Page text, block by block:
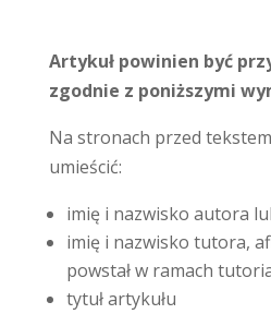
Artykuł powinien być
zgodnie z poniższymi
Na stronach przed
umieścić:
imię i nazwisko autora
imię i nazwisko tutora,
powstał w ramach
tytuł artykułu